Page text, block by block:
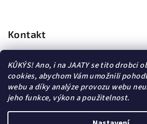
KŮKÝS! Ano, i na JAATY se tito drobci
cookies, abychom Vám umožnili
webu a díky analýze provozu webu
jeho funkce, výkon a použitelnost.
Kontakt
605564114